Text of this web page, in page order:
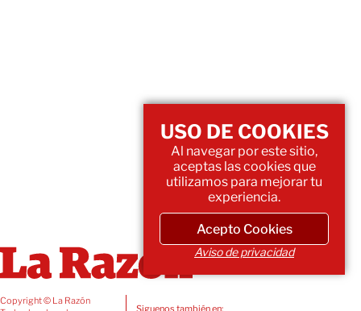
Copyright © La Razón
Siguenos también en:
USO DE COOKIES
Al navegar por este sitio,
aceptas las cookies que
utilizamos para mejorar tu
experiencia.
Acepto Cookies
Aviso de privacidad